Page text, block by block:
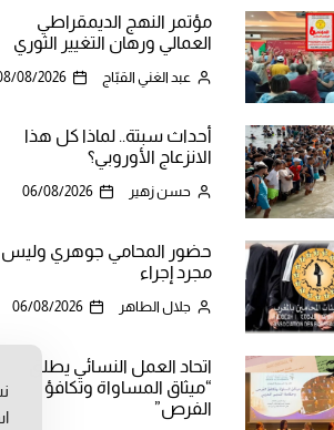
مؤتمر النهج الديمقراطي
العمالي ورهان التغيير الثوري
عبد الغني القبّاج 08/2026
أحداث سبتة.. لماذا كل هذا
الانزعاج الأوروبي؟
حسن زهير 06/08/2026
حضور المحامي جوهري وليس
مجرد إجراء
جلال الطاهر 06/08/2026
اتحاد العمل النسائي يطلق
“ميثاق المساواة وتكافؤ
الفرص”